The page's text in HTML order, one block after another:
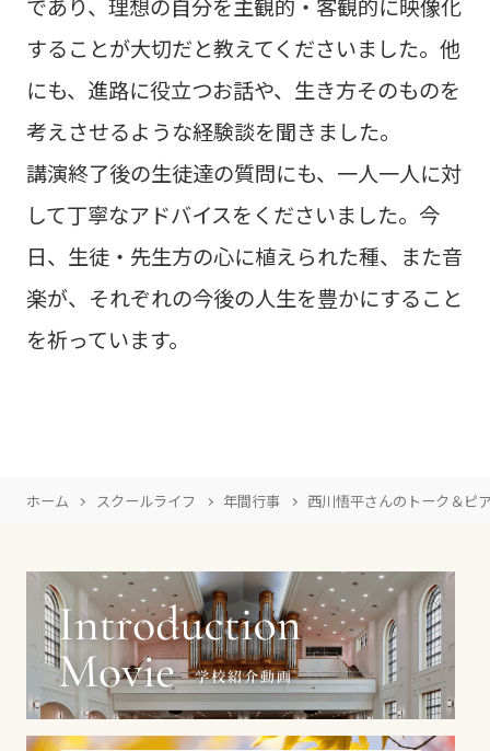
であり、理想の自分を主観的・客観的に映像化
することが大切だと教えてくださいました。他
にも、進路に役立つお話や、生き方そのものを
考えさせるような経験談を聞きました。
講演終了後の生徒達の質問にも、一人一人に対
して丁寧なアドバイスをくださいました。今
日、生徒・先生方の心に植えられた種、また音
楽が、それぞれの今後の人生を豊かにすること
を祈っています。
ホーム スクールライフ 年間行事 西川悟平さんのトーク＆ピ